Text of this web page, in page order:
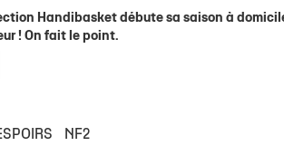
Handibasket débute sa saison à
! On fait le point.
NF2